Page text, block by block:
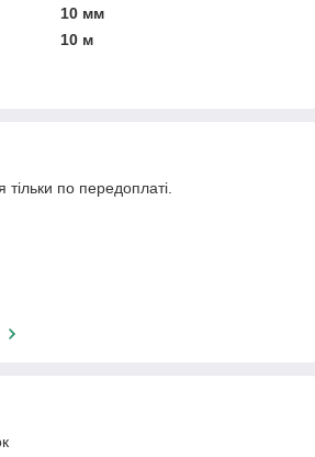
10 мм
10 м
тільки по передоплаті.